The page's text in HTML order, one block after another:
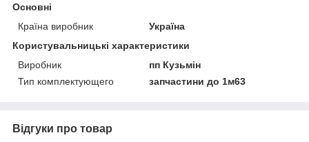
Основні
Країна виробник
Україна
Користувальницькі характеристики
Виробник
пп Кузьмін
Тип комплектующего
запчастини до 1м63
Відгуки про товар